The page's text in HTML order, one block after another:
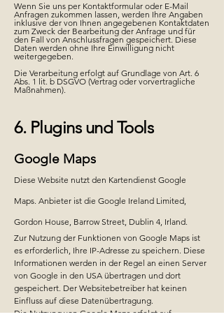
Wenn Sie uns per Kontaktformular oder E-Mail
Anfragen zukommen lassen, werden Ihre Angaben
inklusive der von Ihnen angegebenen Kontaktdaten
zum Zweck der Bearbeitung der Anfrage und für
den Fall von Anschlussfragen gespeichert. Diese
Daten werden ohne Ihre Einwilligung nicht
weitergegeben.
Die Verarbeitung erfolgt auf Grundlage von Art. 6
Abs. 1 lit. b DSGVO (Vertrag oder vorvertragliche
Maßnahmen).
6. Plugins und Tools
Google Maps
Diese Website nutzt den Kartendienst Google
Maps. Anbieter ist die Google Ireland Limited,
Gordon House, Barrow Street, Dublin 4, Irland.
Zur Nutzung der Funktionen von Google Maps ist
es erforderlich, Ihre IP-Adresse zu speichern. Diese
Informationen werden in der Regel an einen Server
von Google in den USA übertragen und dort
gespeichert. Der Websitebetreiber hat keinen
Einfluss auf diese Datenübertragung.
Die Nutzung von Google Maps erfolgt auf